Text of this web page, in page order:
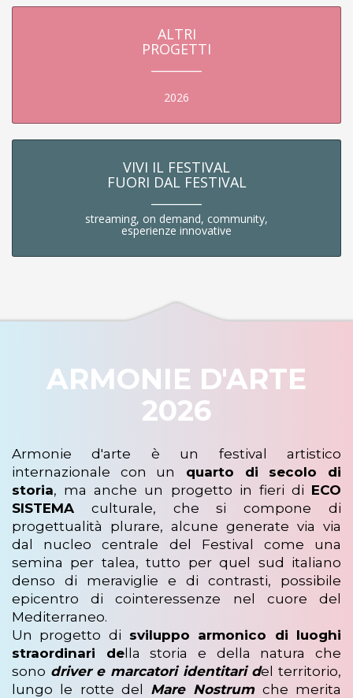
ALTRI
PROGETTI
2026
VIVI IL FESTIVAL
FUORI DAL FESTIVAL
streaming, on demand, community,
esperienze innovative
ARMONIE D'ARTE
2026
Armonie d'arte è un festival artistico
internazionale con un
quarto di secolo di
storia, ma anche un progetto in fieri di ECO
SISTEMA culturale, che si compone di
progettualità plurare, alcune generate via via
dal nucleo centrale del Festival come una
semina per talea, tutto per quel sud italiano
denso di meraviglie e di contrasti, possibile
epicentro di cointeressenze nel cuore del
Mediterraneo.
Un progetto di sviluppo armonico di luoghi
straordinari della storia e della natura che
sono driver e marcatori identitari del territorio,
lungo le rotte del Mare Nostrumche merita